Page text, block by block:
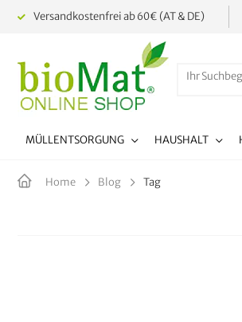
Versandkostenfrei ab 60€ (AT & DE)
MÜLLENTSORGUNG HAUSHALT
Home Blog Tag